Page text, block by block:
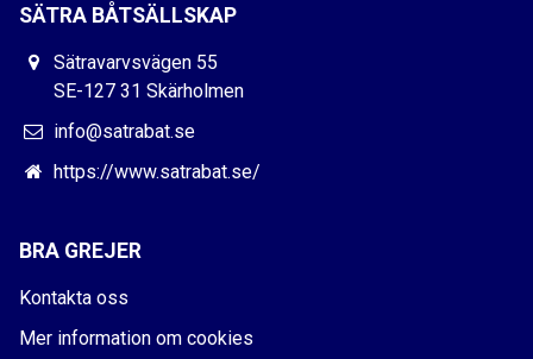
SÄTRA BÅTSÄLLSKAP
Sätravarvsvägen 55
SE-127 31 Skärholmen
info@satrabat.se
https://www.satrabat.se/
BRA GREJER
Kontakta oss
Mer information om cookies